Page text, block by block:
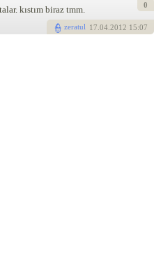
kıstım biraz tmm.
zeratul 17.04.2012 15:07
0